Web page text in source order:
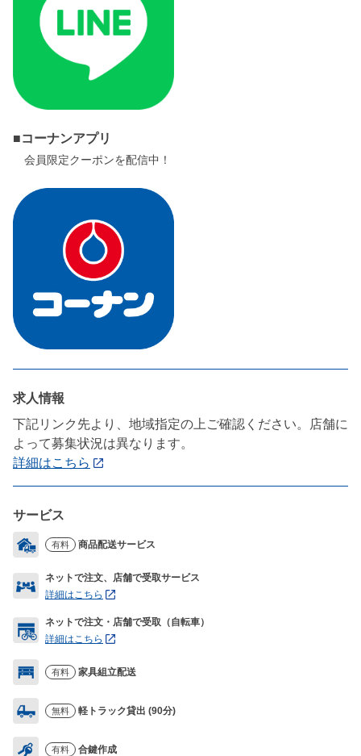
■コーナンアプリ
会員限定クーポンを配信中！
求人情報
下記リンク先より、地域指定の上ご確認ください。店舗に
よって募集状況は異なります。
詳細はこちら
サービス
有料 商品配送サービス
ネットで注文、店舗で受取サービス
詳細はこちら
ネットで注文・店舗で受取（自転車）
詳細はこちら
有料 家具組立配送
無料 軽トラック貸出 (90分)
有料 合鍵作成